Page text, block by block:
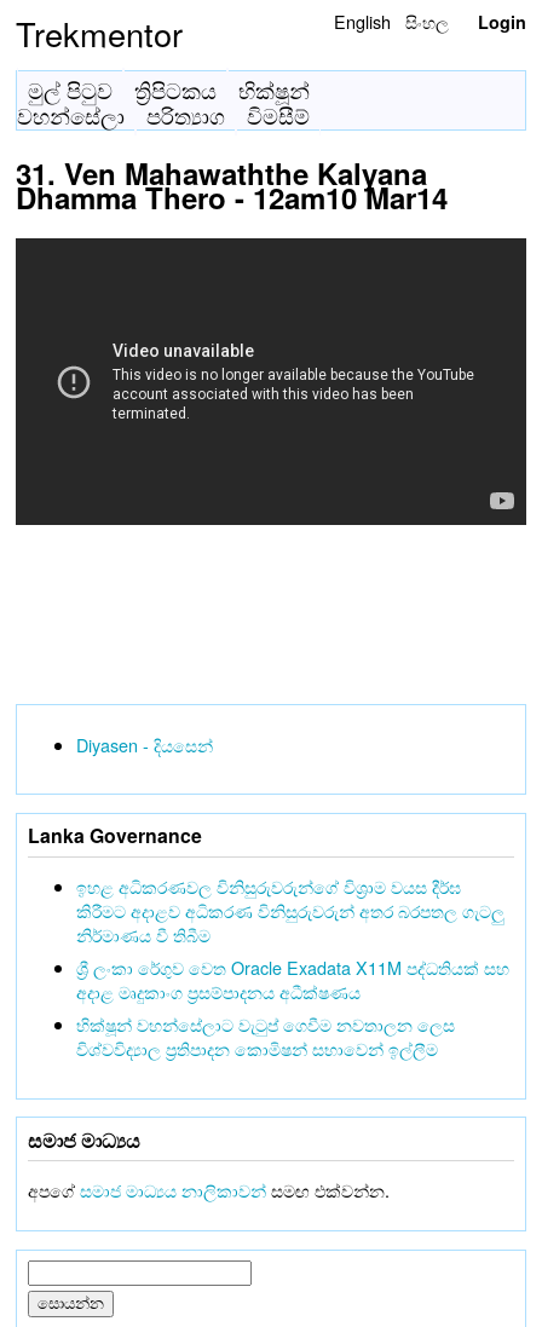
Trekmentor English සිංහල Login
මුල් පිටුව ත්‍රිපිටකය
භික්ෂූන්
වහන්සේලා
පරිත්‍යාග විමසීම්
31. Ven Mahawaththe Kalyana
Dhamma Thero - 12am10 Mar14
Diyasen - දියසෙන්
Lanka Governance
ඉහළ අධිකරණවල විනිසුරුවරුන්ගේ විශ්‍රාම වයස දීර්ඝ
කිරීමට අදාළව අධිකරණ විනිසුරුවරුන් අතර බරපතල ගැටලු
නිර්මාණය වී තිබීම
ශ්‍රී ලංකා රේගුව වෙත Oracle Exadata X11M පද්ධතියක් සහ
අදාළ මෘදුකාංග ප්‍රසම්පාදනය අධීක්ෂණය
භික්ෂූන් වහන්සේලාට වැටුප් ගෙවීම නවතාලන ලෙස
විශ්වවිද්‍යාල ප්‍රතිපාදන කොමිෂන් සභාවෙන් ඉල්ලීම
සමාජ මාධ්‍යය
අපගේසමාජ මාධ්‍යය නාලිකාවන්සමඟ එක්වන්න.